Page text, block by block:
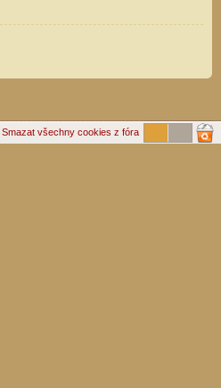
Smazat všechny cookies z fóra